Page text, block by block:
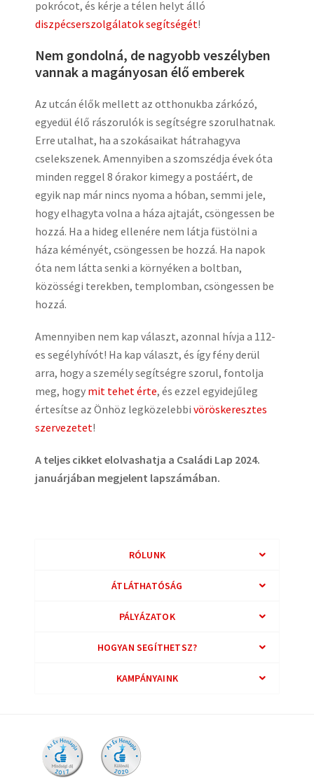
pokrócot, és kérje a télen helyt álló
diszpécserszolgálatok segítségét!
Nem gondolná, de nagyobb veszélyben
vannak a magányosan élő emberek
Az utcán élők mellett az otthonukba zárkózó,
egyedül élő rászorulók is segítségre szorulhatnak.
Erre utalhat, ha a szokásaikat hátrahagyva
cselekszenek. Amennyiben a szomszédja évek óta
minden reggel 8 órakor kimegy a postáért, de
egyik nap már nincs nyoma a hóban, semmi jele,
hogy elhagyta volna a háza ajtaját, csöngessen be
hozzá. Ha a hideg ellenére nem látja füstölni a
háza kéményét, csöngessen be hozzá. Ha napok
óta nem látta senki a környéken a boltban,
közösségi terekben, templomban, csöngessen be
hozzá.
Amennyiben nem kap választ, azonnal hívja a 112-
es segélyhívót! Ha kap választ, és így fény derül
arra, hogy a személy segítségre szorul, fontolja
meg, hogy mit tehet érte, és ezzel egyidejűleg
értesítse az Önhöz legközelebbi vöröskeresztes
szervezetet!
A teljes cikket elolvashatja a Családi Lap 2024.
januárjában megjelent lapszámában.
RÓLUNK
ÁTLÁTHATÓSÁG
PÁLYÁZATOK
HOGYAN SEGÍTHETSZ?
KAMPÁNYAINK